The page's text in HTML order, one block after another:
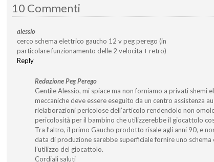
10 Commenti
alessio
cerco schema elettrico gaucho 12 v peg perego (in
particolare funzionamento delle 2 velocita + retro)
Reply
Redazione Peg Perego
Gentile Alessio, mi spiace ma non forniamo a privati
meccaniche deve essere eseguito da un centro assistenza
rielaborazioni pericolose dell’articolo rendendolo non
pericolosità per il bambino che utilizzerebbe il giocattolo
Tra l’altro, il primo Gaucho prodotto risale agli anni 90, e
data di produzione sarebbe superficiale fornire uno
l’utilizzo del giocattolo.
Cordiali saluti